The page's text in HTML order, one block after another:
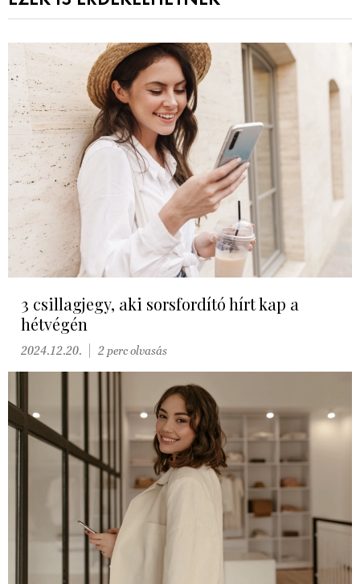
3 csillagjegy, aki sorsfordító hírt kap a
hétvégén
2024.12.20. 2 perc olvasás